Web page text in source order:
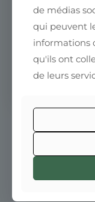
de médias
qui peuvent
informations
qu'ils ont
de leurs